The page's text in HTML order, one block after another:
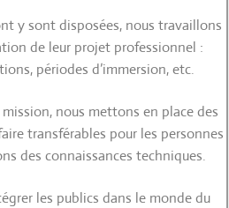
y sont disposées, nous travaillons
de leur projet professionnel :
périodes d’immersion, etc.
nous mettons en place des
transférables pour les personnes
des connaissances techniques.
les publics dans le monde du